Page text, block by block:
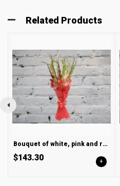
Related Products
Bouquet of white, pink and red gladioli
$143.30 +